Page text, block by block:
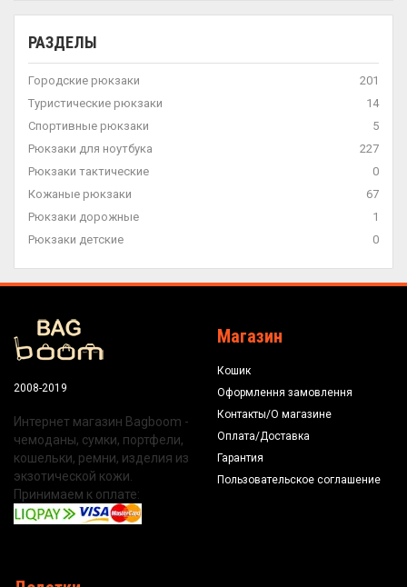
РАЗДЕЛЫ
Городские рюкзаки
201
Туристические рюкзаки
14
Спортивные рюкзаки
5
Рюкзаки для ноутбука
227
Рюкзаки тактические
0
Кожаные рюкзаки
67
Рюкзаки дорожные
1
Рюкзаки детские
0
2008-2019
Интернет магазин Bagboom -
чемоданы, сумки, портфели,
кошельки, ремни, изделия из
экзотической кожи.
Принимаем к оплате:
Магазин
Кошик
Оформлення замовлення
Контакты/О магазине
Оплата/Доставка
Гарантия
Пользовательское соглашение